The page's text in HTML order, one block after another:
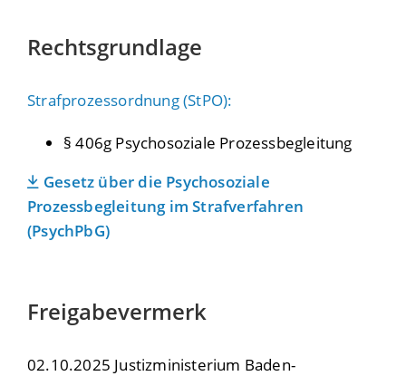
Rechtsgrundlage
Strafprozessordnung (StPO):
§ 406g Psychosoziale Prozessbegleitung
Gesetz über die Psychosoziale
Prozessbegleitung im Strafverfahren
(PsychPbG)
Freigabevermerk
02.10.2025 Justizministerium Baden-